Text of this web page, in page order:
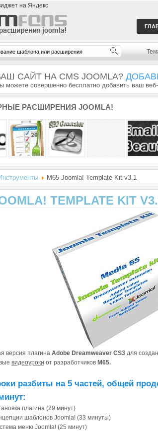
на Яндекс
САЙТ НА CMS JOOMLA?
можете совершенно бесплатно добавить ваш
РАСШИРЕНИЯ JOOMLA!
M65 Joomla! Template Kit v3.1
TEMPLATE KIT
версия плагина Adobe Dreamweaver CS3 для
видеоуроки от разработчиков M65.
разбиты на 5 частей, общей
плагина (29 минут)
шаблонов Joomla! (33 минуты)
меню Joomla! (25 минут)